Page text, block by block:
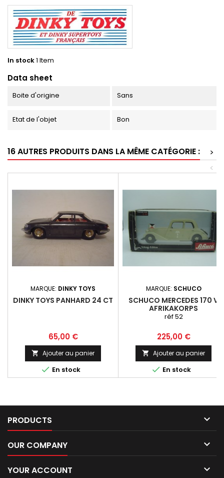
In stock1 Item
Data sheet
Boite d'origine Sans
Etat de l'objet Bon
16 AUTRES PRODUITS DANS LA MÊME CATÉGORIE :
>
<
MARQUE: DINKY TOYS
DINKY TOYS PANHARD 24 CT
Prix
65,00 €
 Ajouter au panier
 En stock
MARQUE: SCHUCO
SCHUCO MERCEDES 170 V
AFRIKAKORPS
réf 52
Prix
225,00 €
 Ajouter au panier
 En stock
PRODUCTS 
OUR COMPANY 
YOUR ACCOUNT 